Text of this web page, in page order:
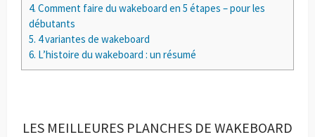
4. Comment faire du wakeboard en 5 étapes – pour les
débutants
5. 4 variantes de wakeboard
6. L’histoire du wakeboard : un résumé
LES MEILLEURES PLANCHES DE WAKEBOARD